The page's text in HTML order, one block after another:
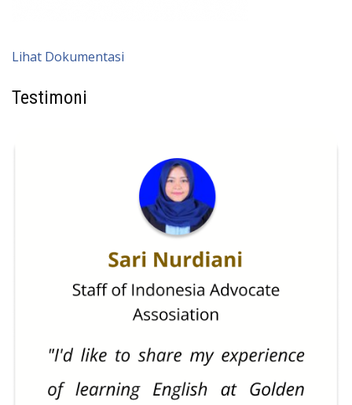
Lihat Dokumentasi
Testimoni